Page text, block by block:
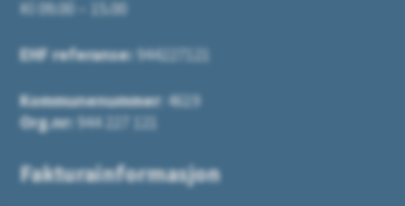
Kl 09.00 – 15.00
EHF referanse: 944227121
Kommunenummer: 4619
Org.nr: 944 227 121
Fakturainformasjon